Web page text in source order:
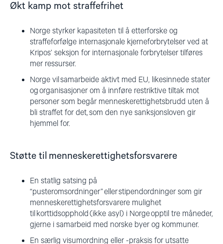
Økt kamp mot straffefrihet
Norge styrker kapasiteten til å etterforske og
straffeforfølge internasjonale kjerneforbrytelser ved at
Kripos’ seksjon for internasjonale forbrytelser tilføres
mer ressurser.
Norge vil samarbeide aktivt med EU, likesinnede stater
og organisasjoner om å innføre restriktive tiltak mot
personer som begår menneskerettighetsbrudd uten å
bli straffet for det, som den nye sanksjonsloven gir
hjemmel for.
Støtte til menneskerettighetsforsvarere
En statlig satsing på
“pusteromsordninger” eller stipendordninger som gir
menneskerettighetsforsvarere mulighet
til korttidsopphold (ikke asyl) i Norge opptil tre måneder,
gjerne i samarbeid med norske byer og kommuner.
En særlig visumordning eller -praksis for utsatte